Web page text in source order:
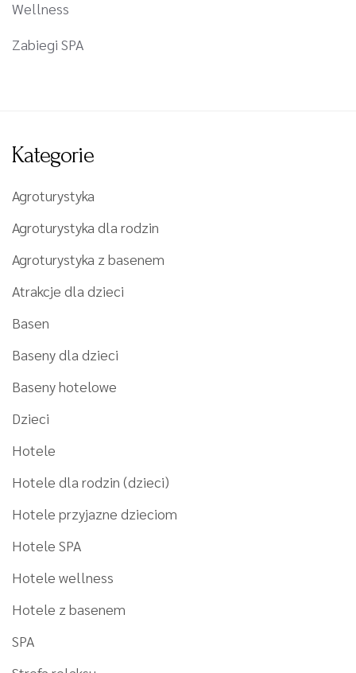
Wellness
Zabiegi SPA
Kategorie
Agroturystyka
Agroturystyka dla rodzin
Agroturystyka z basenem
Atrakcje dla dzieci
Basen
Baseny dla dzieci
Baseny hotelowe
Dzieci
Hotele
Hotele dla rodzin (dzieci)
Hotele przyjazne dzieciom
Hotele SPA
Hotele wellness
Hotele z basenem
SPA